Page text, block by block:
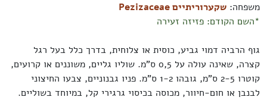
משפחה:שקערוריתיים Pezizaceae
*השם הקודם: פזיזה זעירה
גוף הרביה דמוי גביע, כוסית או צלוחית, בדרך כלל בעל רגל
קצרה, שאינה עולה על 0,5 ס"מ. שוליו גליים, משוננים או קרועים,
קוטרו 2-5 ס"מ, גובהו 1-2 ס"מ. פניו גבנוניים, צבעו החיצוני
לבנבן או חום-חיוור, מכוסה בכיסוי גרגירי קל, במיוחד בשוליים.